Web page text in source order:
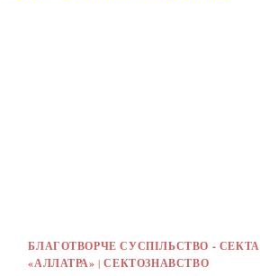
БЛАГОТВОРЧЕ СУСПІЛЬСТВО - СЕКТА
«АЛЛАТРА» |СЕКТОЗНАВСТВО